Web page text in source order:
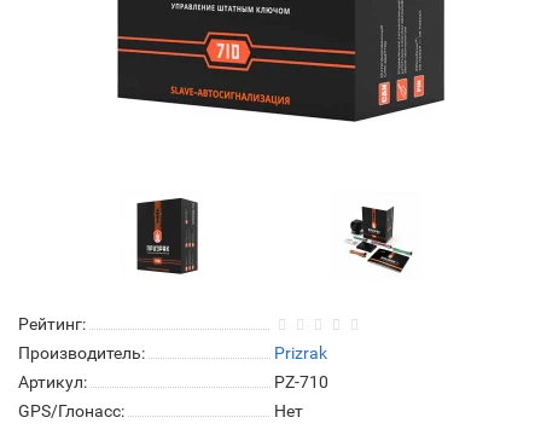
Рейтинг:
Производитель:
Prizrak
Артикул:
PZ-710
GPS/Глонасс:
Нет